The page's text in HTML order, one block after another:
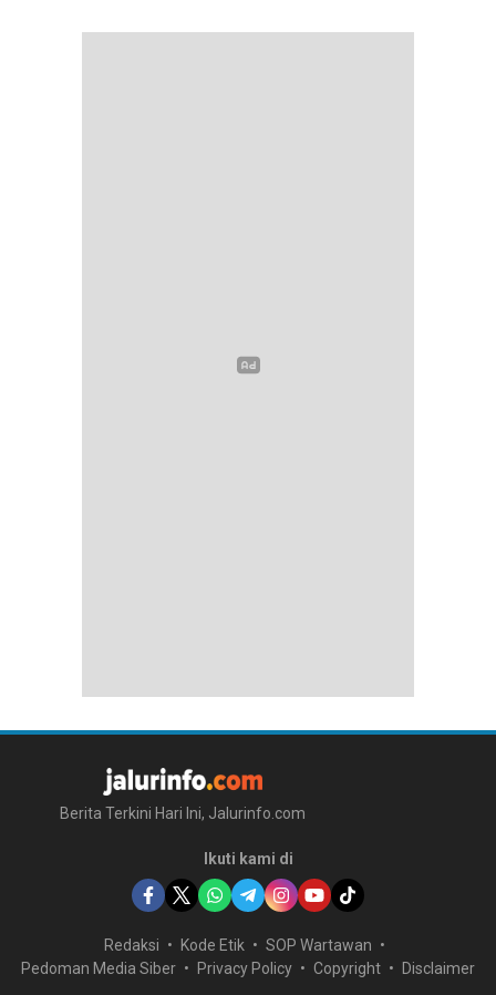
Berita Terkini Hari Ini, Jalurinfo.com
Ikuti kami di
Redaksi Kode Etik
SOP Wartawan
Pedoman Media Siber
Privacy Policy Copyright Disclaimer